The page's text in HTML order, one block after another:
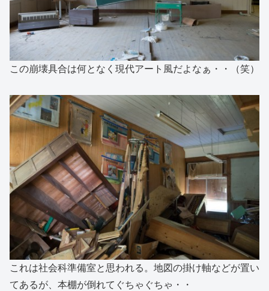
この崩壊具合は何となく現代アート風だよなぁ・・（笑）
これは社会科準備室と思われる。地図の掛け軸などが置い
てあるが、本棚が倒れてぐちゃぐちゃ・・